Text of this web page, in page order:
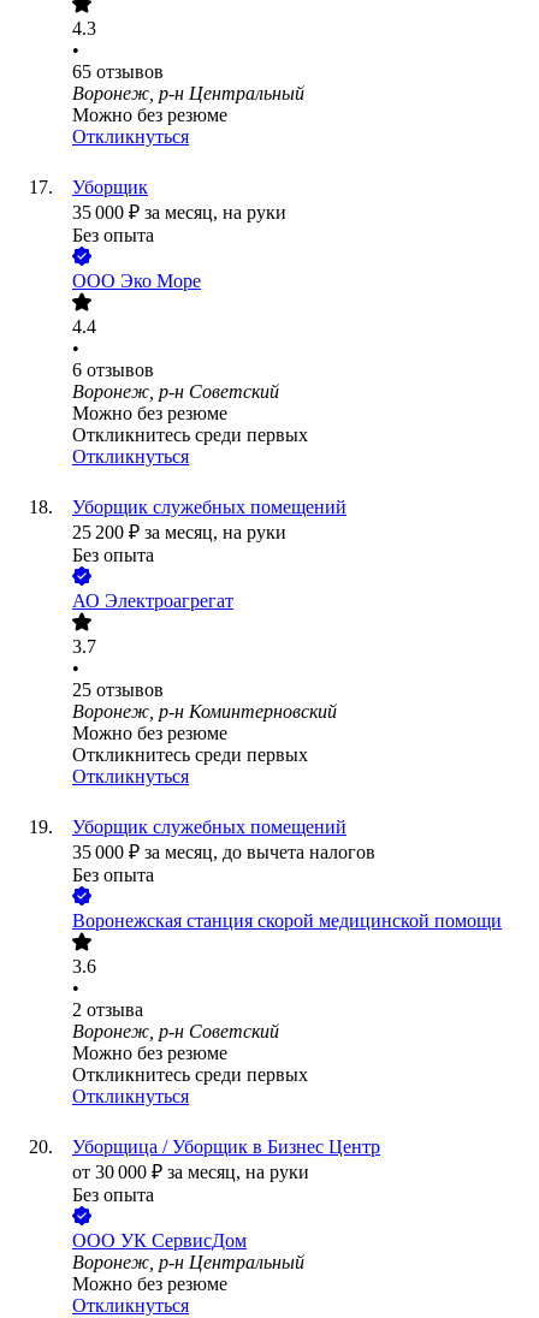
4.3
•
65 отзывов
Воронеж, р-н Центральный
Можно без резюме
Откликнуться
Уборщик
35 000 ₽ за месяц, на руки
Без опыта
ООО Эко Море
4.4
•
6 отзывов
Воронеж, р-н Советский
Можно без резюме
Откликнитесь среди первых
Откликнуться
Уборщик служебных помещений
25 200 ₽ за месяц, на руки
Без опыта
АО Электроагрегат
3.7
•
25 отзывов
Воронеж, р-н Коминтерновский
Можно без резюме
Откликнитесь среди первых
Откликнуться
Уборщик служебных помещений
35 000 ₽ за месяц, до вычета налогов
Без опыта
Воронежская станция скорой медицинской помощи
3.6
•
2 отзыва
Воронеж, р-н Советский
Можно без резюме
Откликнитесь среди первых
Откликнуться
Уборщица / Уборщик в Бизнес Центр
от 30 000 ₽ за месяц, на руки
Без опыта
ООО УК СервисДом
Воронеж, р-н Центральный
Можно без резюме
Откликнуться